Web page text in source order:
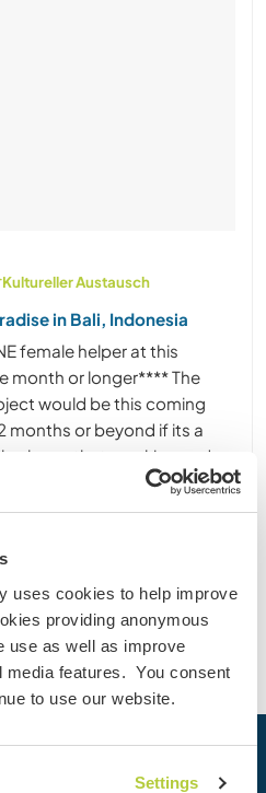
uses cookies to help improve
providing anonymous
use as well as improve
media features. You consent
to use our website.
Settings
Kultureller Austausch
in Bali, Indonesia
female helper at this
month or longer**** The
would be this coming
months or beyond if its a
know that smoking and
beginnt